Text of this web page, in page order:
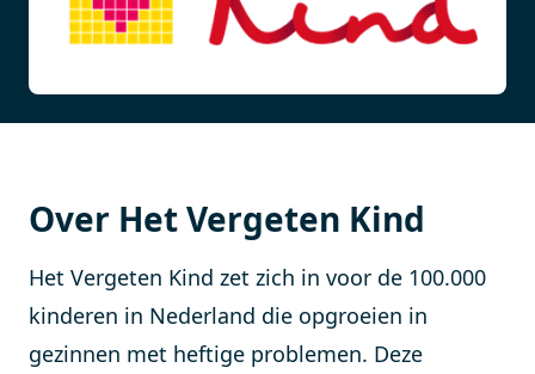
Over Het Vergeten Kind
Het Vergeten Kind zet zich in voor de 100.000
kinderen in Nederland die opgroeien in
gezinnen met heftige problemen. Deze